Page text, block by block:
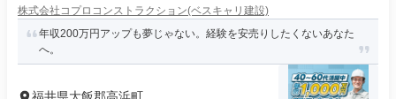
株式会社コプロコンストラクション(ベスキャリ建設)
年収200万円アップも夢じゃない。経験を安売りしたくないあなた
へ。